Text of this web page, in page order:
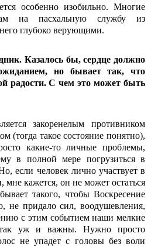
особенно изобильно. Многие
на пасхальную службу из
глубоко верующими.
Казалось бы, сердце должно
но бывает так, что
радости. С чем это может быть
закоренелым противником
(тогда такое состояние понятно),
какие-то личные проблемы,
в полной мере погрузиться в
если человек лично участвует в
мне кажется, он не может остаться
такого, чтобы Воскресение
не придало сил, воодушевления,
с этим событием наши мелкие
уж и важны. Нужно просто
не упадет с головы без воли